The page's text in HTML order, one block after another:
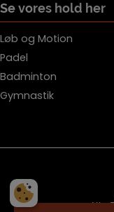
Se vores hold her
Løb og Motion
Padel
Badminton
Gymnastik
Alle